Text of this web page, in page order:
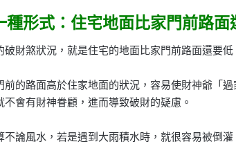
種形式：住宅地面比家門前路面
破財煞狀況，就是住宅的地面比家門前路面還要低
前的路面高於住家地面的狀況，容易使財神爺「
會有財神眷顧，進而導致破財的疑慮。
論風水，若是遇到大雨積水時，就很容易被倒